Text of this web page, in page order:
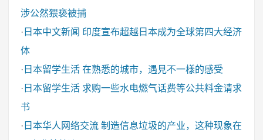
涉公然猥亵被捕
· 日本中文新闻 印度宣布超越日本成为全球第四大经济
体
· 日本留学生活 在熟悉的城市，遇見不一樣的感受
· 日本留学生活 求购一些水电燃气话费等公共料金请求
书
· 日本华人网络交流 制造信息垃圾的产业，这种现象在